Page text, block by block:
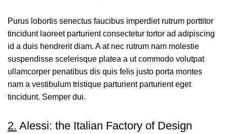
Purus lobortis senectus faucibus imperdiet rutrum porttitor
tincidunt laoreet parturient consectetur tortor ad adipiscing
id a duis hendrerit diam. A at nec rutrum nam molestie
suspendisse scelerisque platea a ut commodo volutpat
ullamcorper penatibus dis quis felis justo porta montes
nam a vestibulum tristique parturient parturient eget
tincidunt. Semper dui.
2. Alessi: the Italian Factory of Design